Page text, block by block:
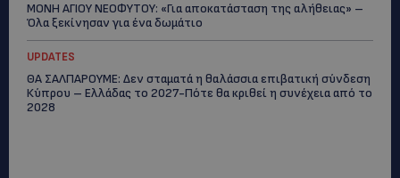
ΜΟΝΗ ΑΓΙΟΥ ΝΕΟΦΥΤΟΥ: «Για αποκατάσταση της αλήθειας» –
Όλα ξεκίνησαν για ένα δωμάτιο
UPDATES
ΘΑ ΣΑΛΠΑΡΟΥΜΕ: Δεν σταματά η θαλάσσια επιβατική σύνδεση
Κύπρου – Ελλάδας το 2027-Πότε θα κριθεί η συνέχεια από το
2028